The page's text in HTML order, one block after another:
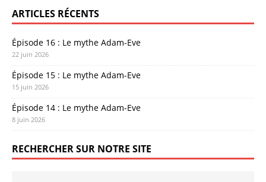
ARTICLES RÉCENTS
Épisode 16 : Le mythe Adam-Eve
22 juin 2026
Épisode 15 : Le mythe Adam-Eve
15 juin 2026
Épisode 14 : Le mythe Adam-Eve
8 juin 2026
RECHERCHER SUR NOTRE SITE